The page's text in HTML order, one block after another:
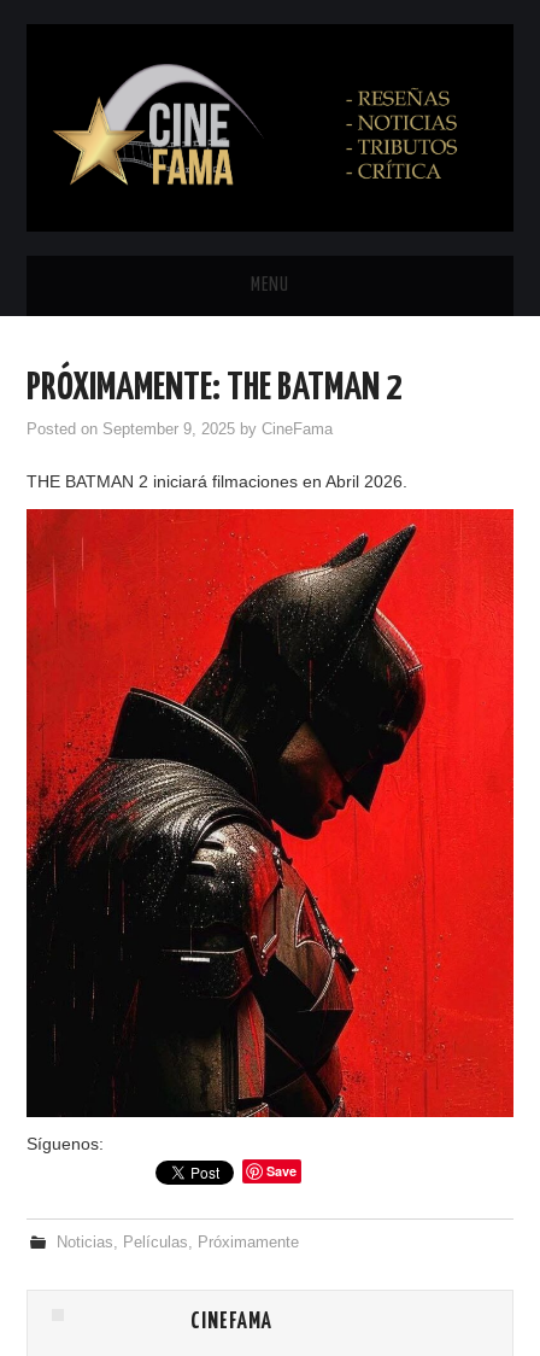
MENU
RESEÑAS
PRÓXIMAMENTE: THE BATMAN 2
Posted on September 9, 2025 byCineFama
THE BATMAN 2 iniciará filmaciones en Abril 2026.
Síguenos:
Save
Noticias Películas Próximamente
CINEFAMA